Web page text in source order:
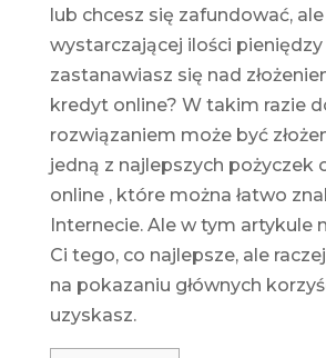
lub chcesz się zafundować,
wystarczającej ilości pieniędzy
zastanawiasz się nad
kredyt online? W takim razie
rozwiązaniem może być
jedną z najlepszych pożyczek
online , które można łatwo
Internecie. Ale w tym artykule
Ci tego, co najlepsze, ale
na pokazaniu głównych
uzyskasz.